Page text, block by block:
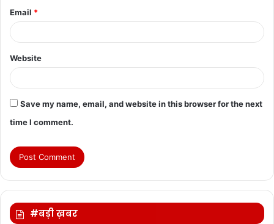
Email *
Website
Save my name, email, and website in this browser for the next
time I comment.
#बड़ी ख़बर